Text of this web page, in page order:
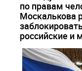
по правам
Москалькова
российские и